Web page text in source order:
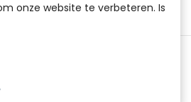
onze website te verbeteren. Is